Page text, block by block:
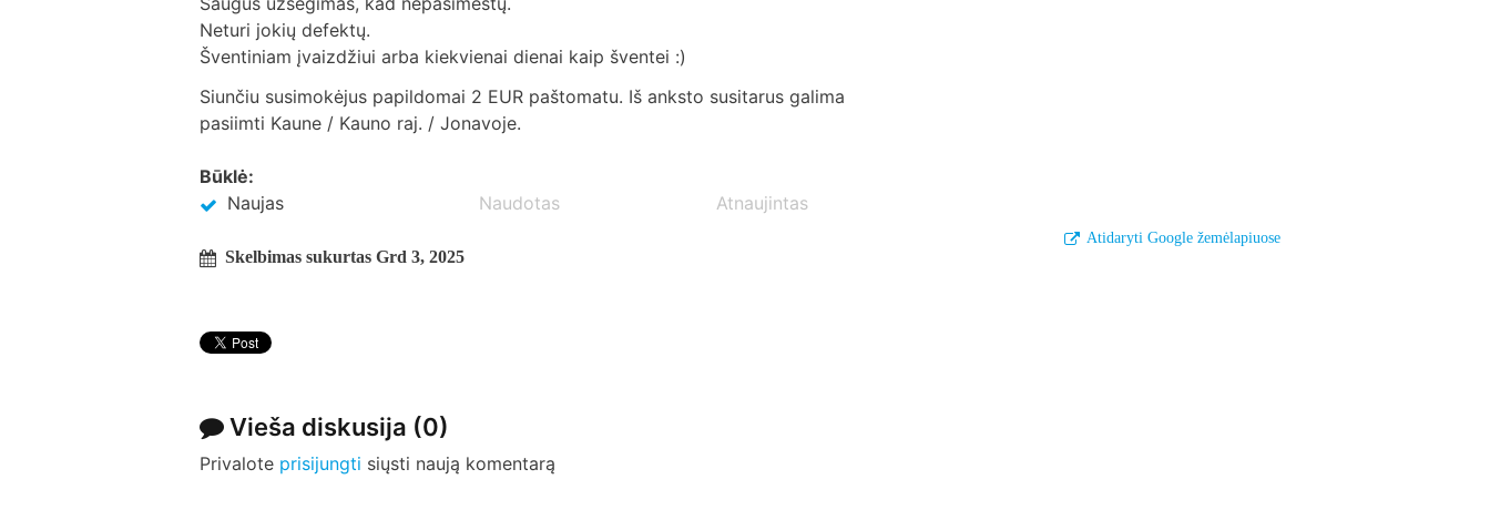
Neturi jokių defektų.
Šventiniam įvaizdžiui arba kiekvienai dienai kaip šventei :)
Siunčiu susimokėjus papildomai 2 EUR paštomatu. Iš anksto susitarus galima
pasiimti Kaune / Kauno raj. / Jonavoje.
Būklė:
Naujas
Naudotas Atnaujintas
Skelbimas sukurtas Grd 3, 2025
Vieša diskusija (0)
Privalote prisijungti siųsti naują komentarą
Atidaryti Google žemėlapiuose